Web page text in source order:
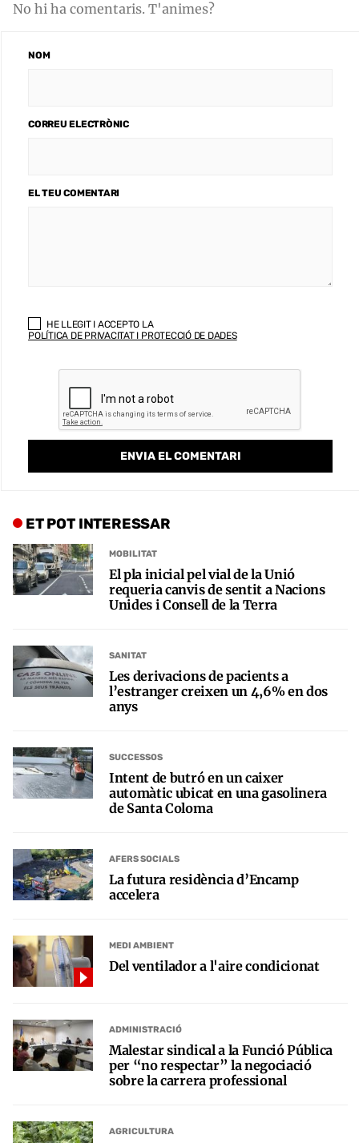
No hi ha comentaris. T'animes?
NOM
CORREU ELECTRÒNIC
EL TEU COMENTARI
HE LLEGIT I ACCEPTO LA
POLÍTICA DE PRIVACITAT I PROTECCIÓ DE DADES
ET POT INTERESSAR
MOBILITAT
El pla inicial pel vial de la Unió
requeria canvis de sentit a Nacions
Unides i Consell de la Terra
SANITAT
Les derivacions de pacients a
l’estranger creixen un 4,6% en dos
anys
SUCCESSOS
Intent de butró en un caixer
automàtic ubicat en una gasolinera
de Santa Coloma
AFERS SOCIALS
La futura residència d’Encamp
accelera
MEDI AMBIENT
Del ventilador a l'aire condicionat
ADMINISTRACIÓ
Malestar sindical a la Funció Pública
per “no respectar” la negociació
sobre la carrera professional
AGRICULTURA